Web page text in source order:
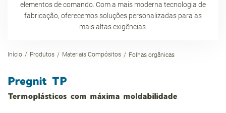
elementos de comando. Com a mais moderna tecnologia de
fabricação, oferecemos soluções personalizadas para as
mais altas exigências.
Início Produtos Materiais Compósitos Folhas orgânicas
Pregnit TP
Termoplásticos com máxima moldabilidade